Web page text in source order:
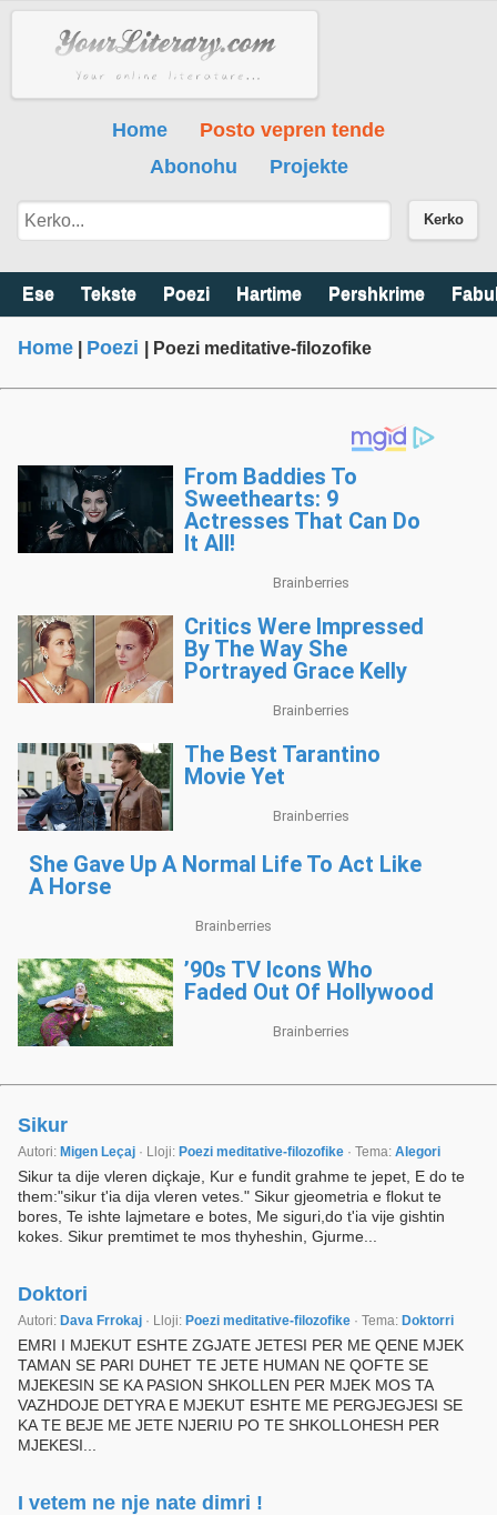
Home
Posto vepren tende
Abonohu
Projekte
Kerko
Ese Tekste Poezi Hartime Pershkrime
Home Poezi | Poezi meditative-filozofike
Sikur
Autori: Migen Leçaj · Lloji: Poezi meditative-filozofike · Tema: Alegori
Sikur ta dije vleren diçkaje, Kur e fundit grahme te jepet, E do te
them:"sikur t'ia dija vleren vetes." Sikur gjeometria e flokut te
bores, Te ishte lajmetare e botes, Me siguri,do t'ia vije gishtin
kokes. Sikur premtimet te mos thyheshin, Gjurme...
Doktori
Autori: Dava Frrokaj · Lloji: Poezi meditative-filozofike · Tema: Doktorri
EMRI I MJEKUT ESHTE ZGJATE JETESI PER ME QENE MJEK
TAMAN SE PARI DUHET TE JETE HUMAN NE QOFTE SE
MJEKESIN SE KA PASION SHKOLLEN PER MJEK MOS TA
VAZHDOJE DETYRA E MJEKUT ESHTE ME PERGJEGJESI SE
KA TE BEJE ME JETE NJERIU PO TE SHKOLLOHESH PER
MJEKESI...
I vetem ne nje nate dimri !